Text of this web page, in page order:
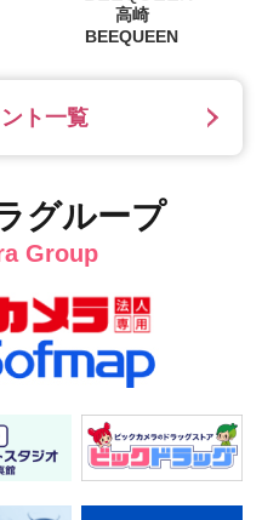
高崎
BEEQUEEN
ト一覧
グループ
Group